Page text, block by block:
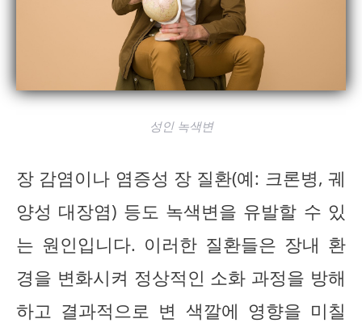
성인 녹색변
장 감염이나 염증성 장 질환(예: 크론병, 궤
양성 대장염) 등도 녹색변을 유발할 수 있
는 원인입니다. 이러한 질환들은 장내 환
경을 변화시켜 정상적인 소화 과정을 방해
하고 결과적으로 변 색깔에 영향을 미칠